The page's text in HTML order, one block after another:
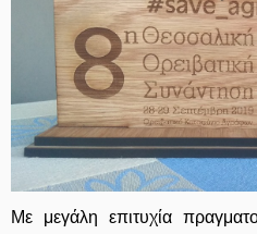
Με μεγάλη επιτυχία